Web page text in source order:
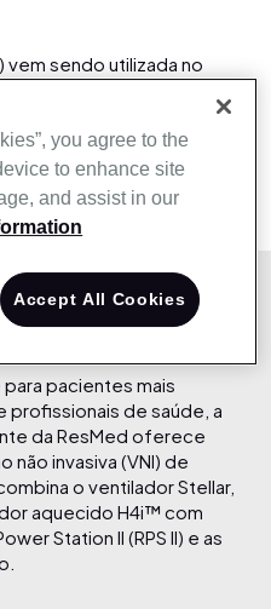
vem sendo utilizada no
respiratória em
seu uso em pacientes
últimos 10 anos.
Pediátrica Da
pacientes mais
profissionais de saúde, a
da ResMed oferece
não invasiva (VNI) de
o ventilador Stellar,
aquecido H4i™ com
Station II (RPS II) e as
you agree to the
to enhance site
and assist in our
Accept All Cookies